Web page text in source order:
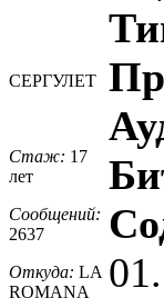
СЕРГУЛЕТ
Стаж: 17
лет
Сообщений:
2637
Откуда: LA
ROMANA